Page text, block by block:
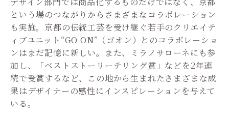
という場のつながりからさまざまなコラボレーション
も実施。京都の伝統工芸を受け継ぐ若手のクリエイテ
ィブユニット“GO ON”（ゴオン）とのコラボレーショ
ンはまだ記憶に新しい。また、ミラノサローネにも参
加し、「ベストストーリーテリング賞」などを2年連
続で受賞するなど、この地から生まれたさまざまな成
果はデザイナーの感性にインスピレーションを与えて
いる。